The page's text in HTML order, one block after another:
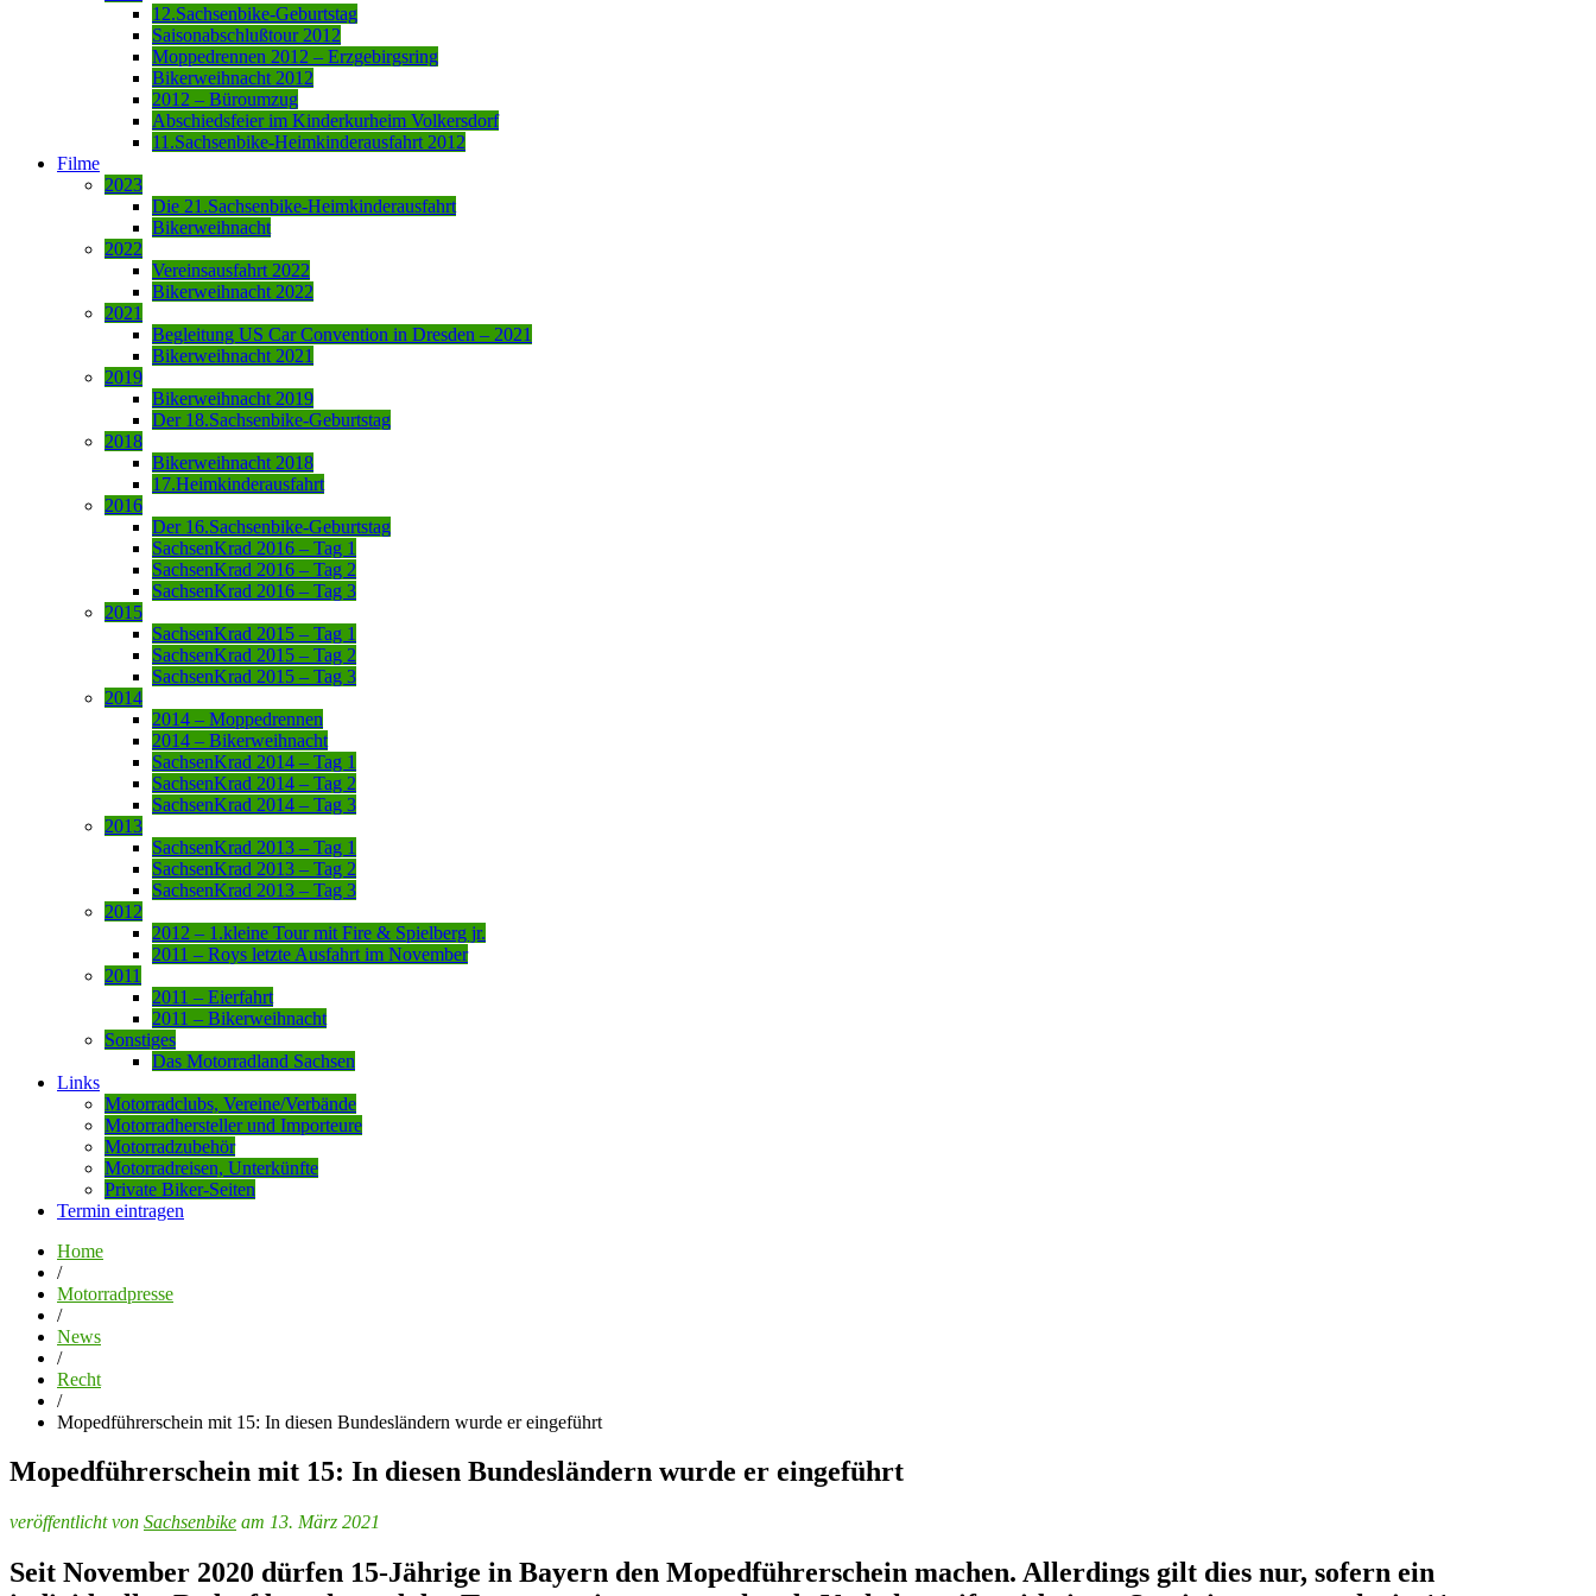
12.Sachsenbike-Geburtstag
Saisonabschlußtour 2012
Moppedrennen 2012 – Erzgebirgsring
Bikerweihnacht 2012
2012 – Büroumzug
Abschiedsfeier im Kinderkurheim Volkersdorf
11.Sachsenbike-Heimkinderausfahrt 2012
Filme
2023
Die 21.Sachsenbike-Heimkinderausfahrt
Bikerweihnacht
2022
Vereinsausfahrt 2022
Bikerweihnacht 2022
2021
Begleitung US Car Convention in Dresden – 2021
Bikerweihnacht 2021
2019
Bikerweihnacht 2019
Der 18.Sachsenbike-Geburtstag
2018
Bikerweihnacht 2018
17.Heimkinderausfahrt
2016
Der 16.Sachsenbike-Geburtstag
SachsenKrad 2016 – Tag 1
SachsenKrad 2016 – Tag 2
SachsenKrad 2016 – Tag 3
2015
SachsenKrad 2015 – Tag 1
SachsenKrad 2015 – Tag 2
SachsenKrad 2015 – Tag 3
2014
2014 – Moppedrennen
2014 – Bikerweihnacht
SachsenKrad 2014 – Tag 1
SachsenKrad 2014 – Tag 2
SachsenKrad 2014 – Tag 3
2013
SachsenKrad 2013 – Tag 1
SachsenKrad 2013 – Tag 2
SachsenKrad 2013 – Tag 3
2012
2012 – 1.kleine Tour mit Fire & Spielberg jr.
2011 – Roys letzte Ausfahrt im November
2011
2011 – Eierfahrt
2011 – Bikerweihnacht
Sonstiges
Das Motorradland Sachsen
Links
Motorradclubs, Vereine/Verbände
Motorradhersteller und Importeure
Motorradzubehör
Motorradreisen, Unterkünfte
Private Biker-Seiten
Termin eintragen
Home
/
Motorradpresse
/
News
/
Recht
/
Mopedführerschein mit 15: In diesen Bundesländern wurde er eingeführt
Mopedführerschein mit 15: In diesen Bundesländern wurde er eingeführt
veröffentlicht von Sachsenbike am 13. März 2021
Seit November 2020 dürfen 15-Jährige in Bayern den Mopedführerschein machen. Allerdings gilt dies nur, sofern ein